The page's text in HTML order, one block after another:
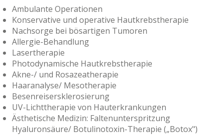
Ambulante Operationen
Konservative und operative Hautkrebstherapie
Nachsorge bei bösartigen Tumoren
Allergie-Behandlung
Lasertherapie
Photodynamische Hautkrebstherapie
Akne-/ und Rosazeatherapie
Haaranalyse/ Mesotherapie
Besenreisersklerosierung
UV-Lichttherapie von Hauterkrankungen
Ästhetische Medizin: Faltenunterspritzung
Hyaluronsäure/ Botulinotoxin-Therapie („Botox")